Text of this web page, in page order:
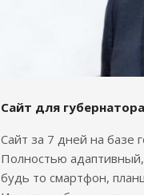
Сайт для
Сайт за 7 дней на базе
Полностью адаптивный,
будь то смартфон,